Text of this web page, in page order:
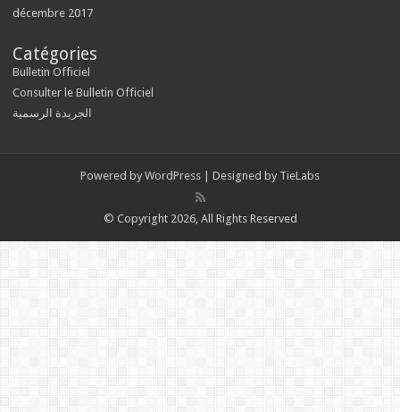
décembre 2017
Catégories
Bulletin Officiel
Consulter le Bulletin Officiel
الجريدة الرسمية
Powered by WordPress | Designed by TieLabs
© Copyright 2026, All Rights Reserved